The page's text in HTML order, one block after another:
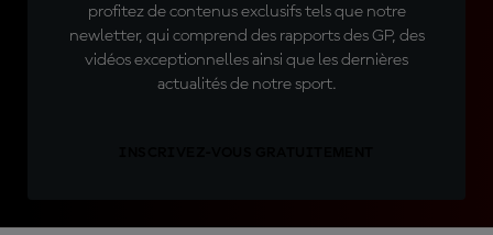
profitez de contenus exclusifs tels que notre
newletter, qui comprend des rapports des GP, des
vidéos exceptionnelles ainsi que les dernières
actualités de notre sport.